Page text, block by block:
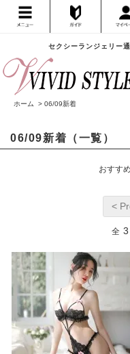
セクシーランジェリー
ホーム > 06/09新着
06/09新着（一覧）
おすす
<
全 3